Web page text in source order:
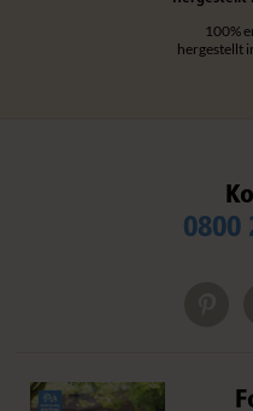
100%
hergestellt
0800